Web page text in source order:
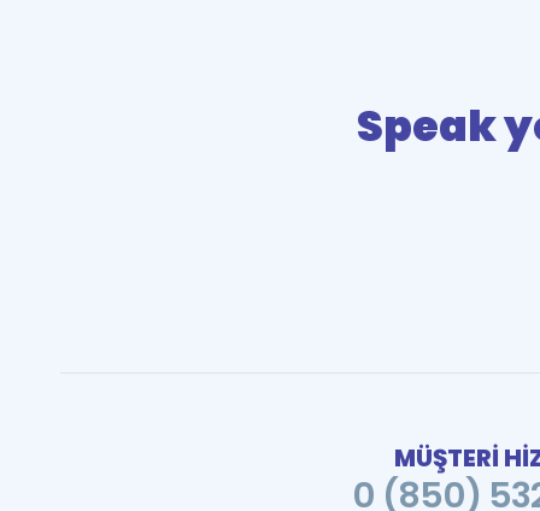
Speak
MÜŞTERİ
0 (850)